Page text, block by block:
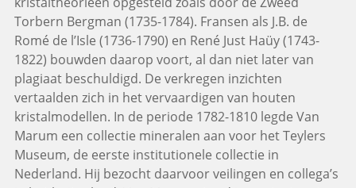
Torbern Bergman (1735-1784). Fransen als J.B. de
Romé de l’Isle (1736-1790) en René Just Haüy (1743-
1822) bouwden daarop voort, al dan niet later van
plagiaat beschuldigd. De verkregen inzichten
vertaalden zich in het vervaardigen van houten
kristalmodellen. In de periode 1782-1810 legde Van
Marum een collectie mineralen aan voor het Teylers
Museum, de eerste institutionele collectie in
Nederland. Hij bezocht daarvoor veilingen en collega’s